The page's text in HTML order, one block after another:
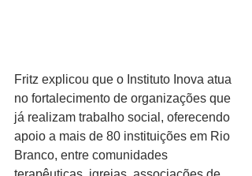
Fritz explicou que o Instituto Inova atua
no fortalecimento de organizações que
já realizam trabalho social, oferecendo
apoio a mais de 80 instituições em Rio
Branco, entre comunidades